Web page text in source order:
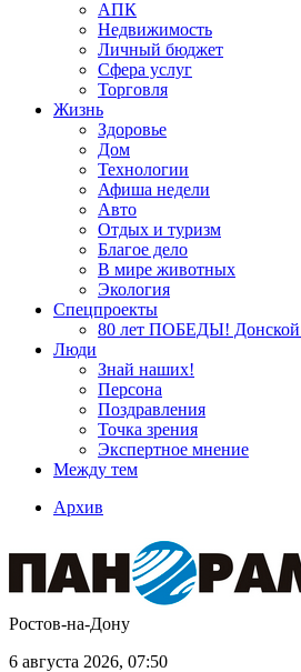
АПК
Недвижимость
Личный бюджет
Сфера услуг
Торговля
Жизнь
Здоровье
Дом
Технологии
Афиша недели
Авто
Отдых и туризм
Благое дело
В мире животных
Экология
Спецпроекты
80 лет ПОБЕДЫ! Донской
Люди
Знай наших!
Персона
Поздравления
Точка зрения
Экспертное мнение
Между тем
Архив
Ростов-на-Дону
6 августа 2026, 07:50